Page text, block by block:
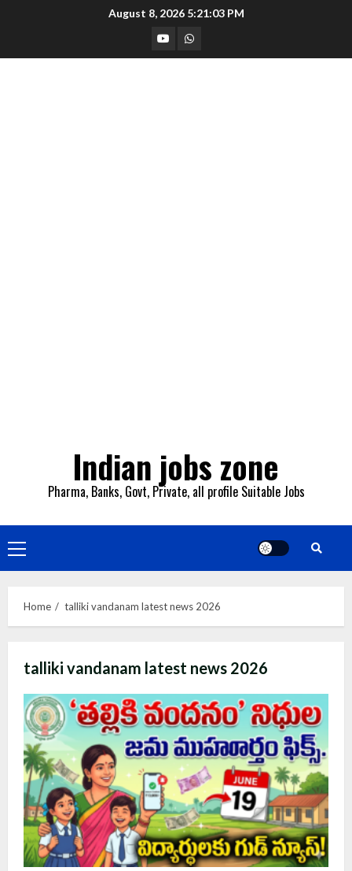
August 8, 2026 5:21:04 PM
YouTubeWhatsapp
Indian jobs zone
Pharma, Banks, Govt, Private, all profile Suitable Jobs
Primary
Menu
Home talliki vandanam latest news 2026
talliki vandanam latest news 2026